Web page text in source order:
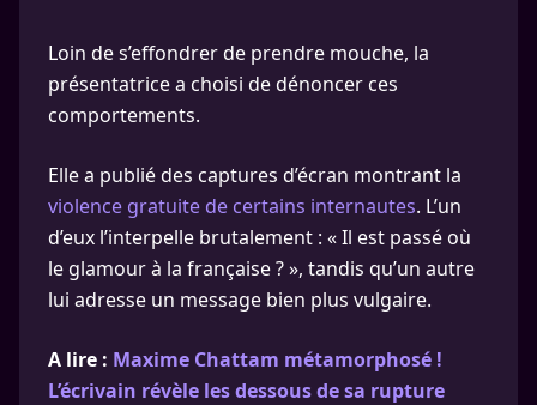
Loin de s’effondrer de prendre mouche, la
présentatrice a choisi de dénoncer ces
comportements.
Elle a publié des captures d’écran montrant la
violence gratuite de certains internautes. L’un
d’eux l’interpelle brutalement : « Il est passé où
le glamour à la française ? », tandis qu’un autre
lui adresse un message bien plus vulgaire.
A lire : Maxime Chattam métamorphosé !
L’écrivain révèle les dessous de sa rupture